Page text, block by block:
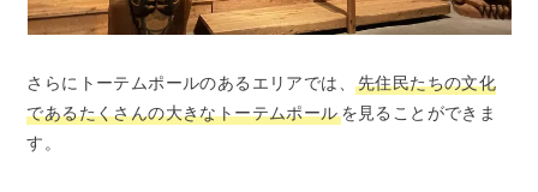
さらにトーテムポールのあるエリアでは、先住民たちの文化
であるたくさんの大きなトーテムポールを見ることができま
す。